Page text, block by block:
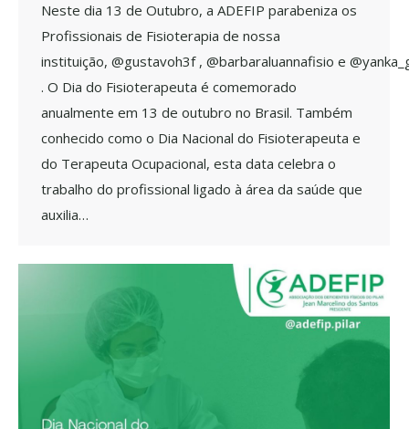
Neste dia 13 de Outubro, a ADEFIP parabeniza os
Profissionais de Fisioterapia de nossa
instituição, @gustavoh3f , @barbaraluannafisio e
. O Dia do Fisioterapeuta é comemorado
anualmente em 13 de outubro no Brasil. Também
conhecido como o Dia Nacional do Fisioterapeuta e
do Terapeuta Ocupacional, esta data celebra o
trabalho do profissional ligado à área da saúde que
auxilia…